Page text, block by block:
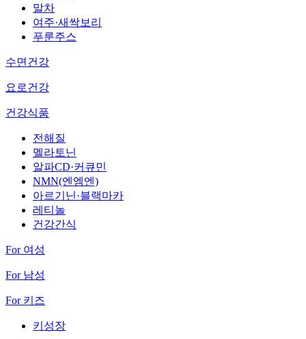
말차
여주·새싹보리
푸룬주스
수면건강
요로건강
건강식품
전해질
멜라토닌
알파CD·커큐민
NMN(엔엠엔)
아르기닌·블랙마카
레티놀
건강간식
For 여성
For 남성
For 키즈
키성장